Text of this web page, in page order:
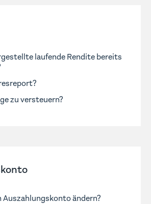
laufende Rendite bereits
zu versteuern?
Auszahlungskonto ändern?